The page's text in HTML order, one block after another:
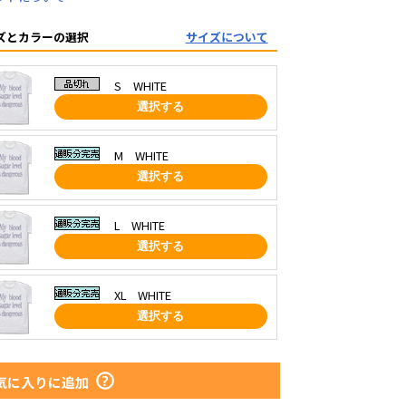
とカラーの選択 サイズについて
S WHITE
選択する
M WHITE
選択する
L WHITE
選択する
XL WHITE
選択する
に入りに追加